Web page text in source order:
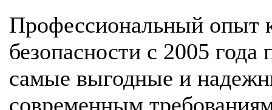
Профессиональный опыт
безопасности с 2005 года
самые выгодные и
современным